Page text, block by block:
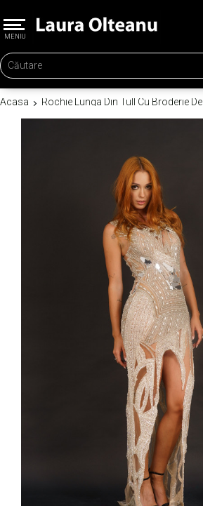
MENIU
Acasa Rochie Lunga Din Tull Cu Broderie